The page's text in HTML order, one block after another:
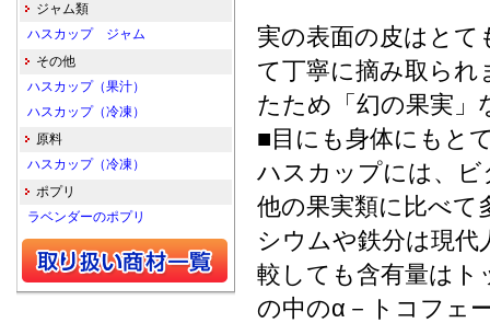
実の表面の皮はとて
て丁寧に摘み取られ
たため「幻の果実
■目にも身体にもと
ハスカップには、ビ
他の果実類に比べて
シウムや鉄分は現
較しても含有量は
の中のα－トコフェ
ジャム類
ハスカップ ジャム
その他
ハスカップ（果汁）
ハスカップ（冷凍）
原料
ハスカップ（冷凍）
ポプリ
ラベンダーのポプリ